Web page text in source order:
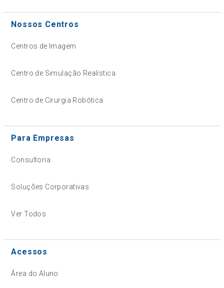
Nossos Centros
Centros de Imagem
Centro de Simulação Realística
Centro de Cirurgia Robótica
Para Empresas
Consultoria
Soluções Corporativas
Ver Todos
Acessos
Área do Aluno